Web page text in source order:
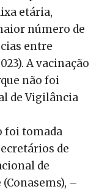
etária,
número de
entre
A vacinação
não foi
de Vigilância
foi tomada
de
de
–